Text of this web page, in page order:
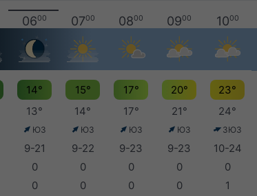
0600 0700 0800 0900 1000
14° 15° 17° 20° 23°
13° 14° 17° 21° 24°
ЮЗ ЮЗ ЮЗ ЮЗ ЗЮЗ
9-21 9-22 9-23 9-23 10-24
0 0 0 0 0
0 0 0 0 1